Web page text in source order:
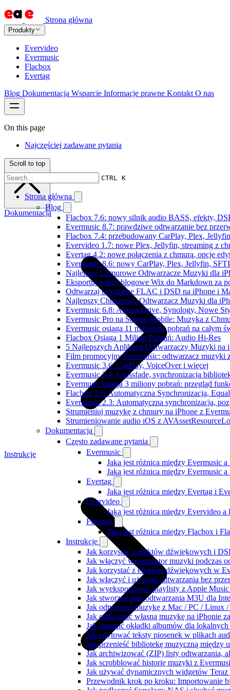
Strona główna
Produkty
Evervideo
Evermusic
Flacbox
Evertag
Blog Dokumentacja Wsparcie Informacje prawne Kontakt O nas
CTRL K
Strona główna
Blog
Flacbox 7.6: nowy silnik audio BASS, efekty,
Evermusic 8.7: prawdziwe odtwarzanie bez
Flacbox 7.4: przebudowany CarPlay, Plex,
Evervideo 1.7: nowe Plex, Jellyfin, streaming z
Evertag 4.2: nowe połączenia z chmurą, opcje
Evermusic 8.6: nowy CarPlay, Plex, Jellyfin,
Najlepsze Chmurowe Odtwarzacze Muzyki dla
Eksportuj wpisy blogowe Wix do Markdown za
Odtwarzaj bezstratne FLAC i DSD na iPhone i
Najlepszy Chmurowy Odtwarzacz Muzyki dla
Evermusic 6.8: Aliyun Drive, Synology, Nowe
Evermusic Pro na Setapp Mobile: Muzyka z
Evermusic osiąga 11 milionów pobrań na całym
Flacbox Osiąga 1 Milion Pobrań: Audio Hi-Res
5 Najlepszych Aplikacji Odtwarzaczy Muzyki na
Film promocyjny Evermusic: odtwarzacz muzyki
Evermusic 3.6: CarPlay, VoiceOver i więcej
Evermusic 3.1: Crossfade, synchronizacja
Evermusic osiąga 3 miliony pobrań: przegląd
Flacbox 1.6: Automatyczna Synchronizacja,
Evermusic 2.3: Automatyczna synchronizacja,
Strumieniuj muzykę z chmury na iPhone z
Strumieniowanie audio iOS z
Dokumentacja
Często zadawane pytania
Evermusic
Jaka jest różnica między Evermusic
Jaka jest różnica między Evermusic
Evertag
Jaka jest różnica między Evertag i
Evervideo
Jaka jest różnica między Evervideo a
Flacbox
Jaka jest różnica między Flacbox i
Instrukcje
Jak korzystać z efektów dźwiękowych i
Jak włączyć wizualizator muzyki podczas
Jak korzystać z efektów dźwiękowych w
Jak włączyć i używać odtwarzania bez
Jak wyeksportować playlisty z Apple
Jak stworzyć listę odtwarzania M3U dla
Jak odtwarzać muzykę z Mac / PC /
Jak odtwarzać własną muzykę na iPhonie
Jak zmienić okładki albumów dla
Jak edytować teksty piosenek w plikach
Jak przenieść bibliotekę muzyczną
Jak archiwizować (ZIP) listy odtwarzania,
Jak scrobblować historię muzyki z
Jak używać dynamicznych widgetów
Przewodnik krok po kroku: Importowanie
On this page
Najczęściej zadawane pytania
Scroll to top
Dokumentacja
Instrukcje